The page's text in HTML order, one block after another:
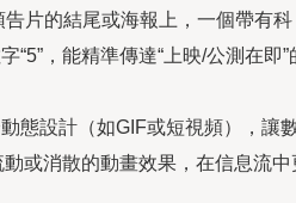
片的結尾或海報上，一個帶有科
“5”，能精準傳達“上映/公測在即”
態設計（如GIF或短視頻），讓
動或消散的動畫效果，在信息流中